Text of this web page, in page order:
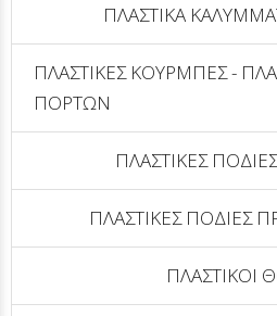
ΠΛΑΣΤΙΚΑ
ΠΛΑΣΤΙΚΕΣ ΚΟΥΡΜΠΕΣ -
ΠΟΡΤΩΝ
ΠΛΑΣΤΙΚΕΣ
ΠΛΑΣΤΙΚΕΣ ΠΟΔΙΕΣ
ΠΛΑΣΤΙΚΟΙ